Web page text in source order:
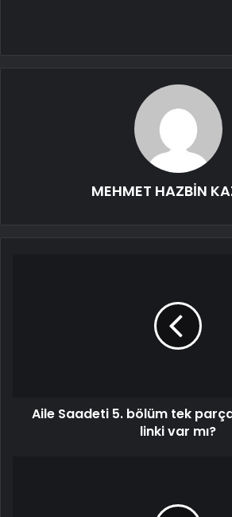
MEHMET HAZBİN
Aile Saadeti 5. bölüm tek
linki var mı?